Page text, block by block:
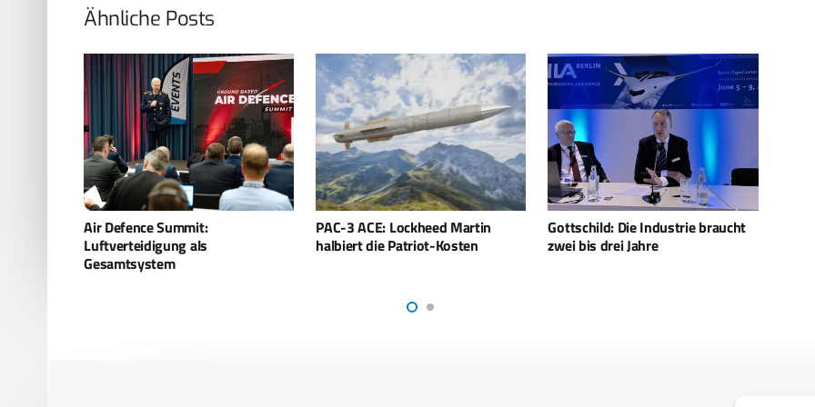
Ähnliche Posts
PAC-3 ACE: Lockheed Martin
halbiert die Patriot-Kosten
Gottschild: Die Industrie braucht
zwei bis drei Jahre
Iron Beam: Internationales
Interesse am Lasersystem